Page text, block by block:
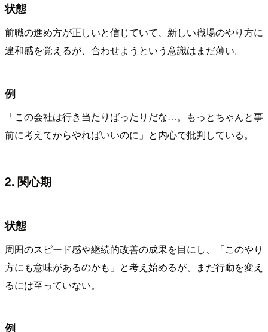
状態
前職の進め方が正しいと信じていて、新しい職場のやり方に
違和感を覚えるが、合わせようという意識はまだ薄い。
例
「この会社は行き当たりばったりだな…。もっとちゃんと事
前に考えてからやればいいのに」と内心で批判している。
2. 関心期
状態
周囲のスピード感や継続的改善の成果を目にし、「このやり
方にも意味があるのかも」と考え始めるが、まだ行動を変え
るには至っていない。
例